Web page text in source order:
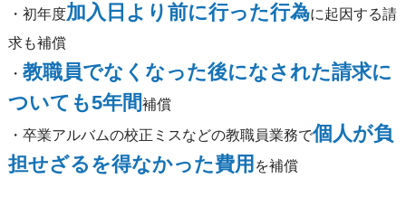
・初年度加入日より前に行った行為に起因する請
求も補償
・ 教職員でなくなった後になされた請求に
ついても5年間補償
・卒業アルバムの校正ミスなどの教職員業務で個人が負
担せざるを得なかった費用 を補償